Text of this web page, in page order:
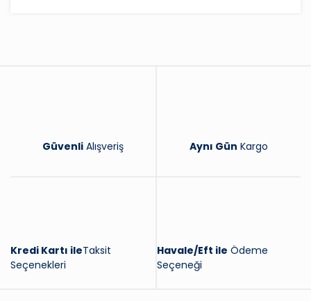
Güvenli Alışveriş Aynı Gün Kargo
Kredi Kartı ileTaksit
Seçenekleri
Havale/Eft ile Ödeme
Seçeneği